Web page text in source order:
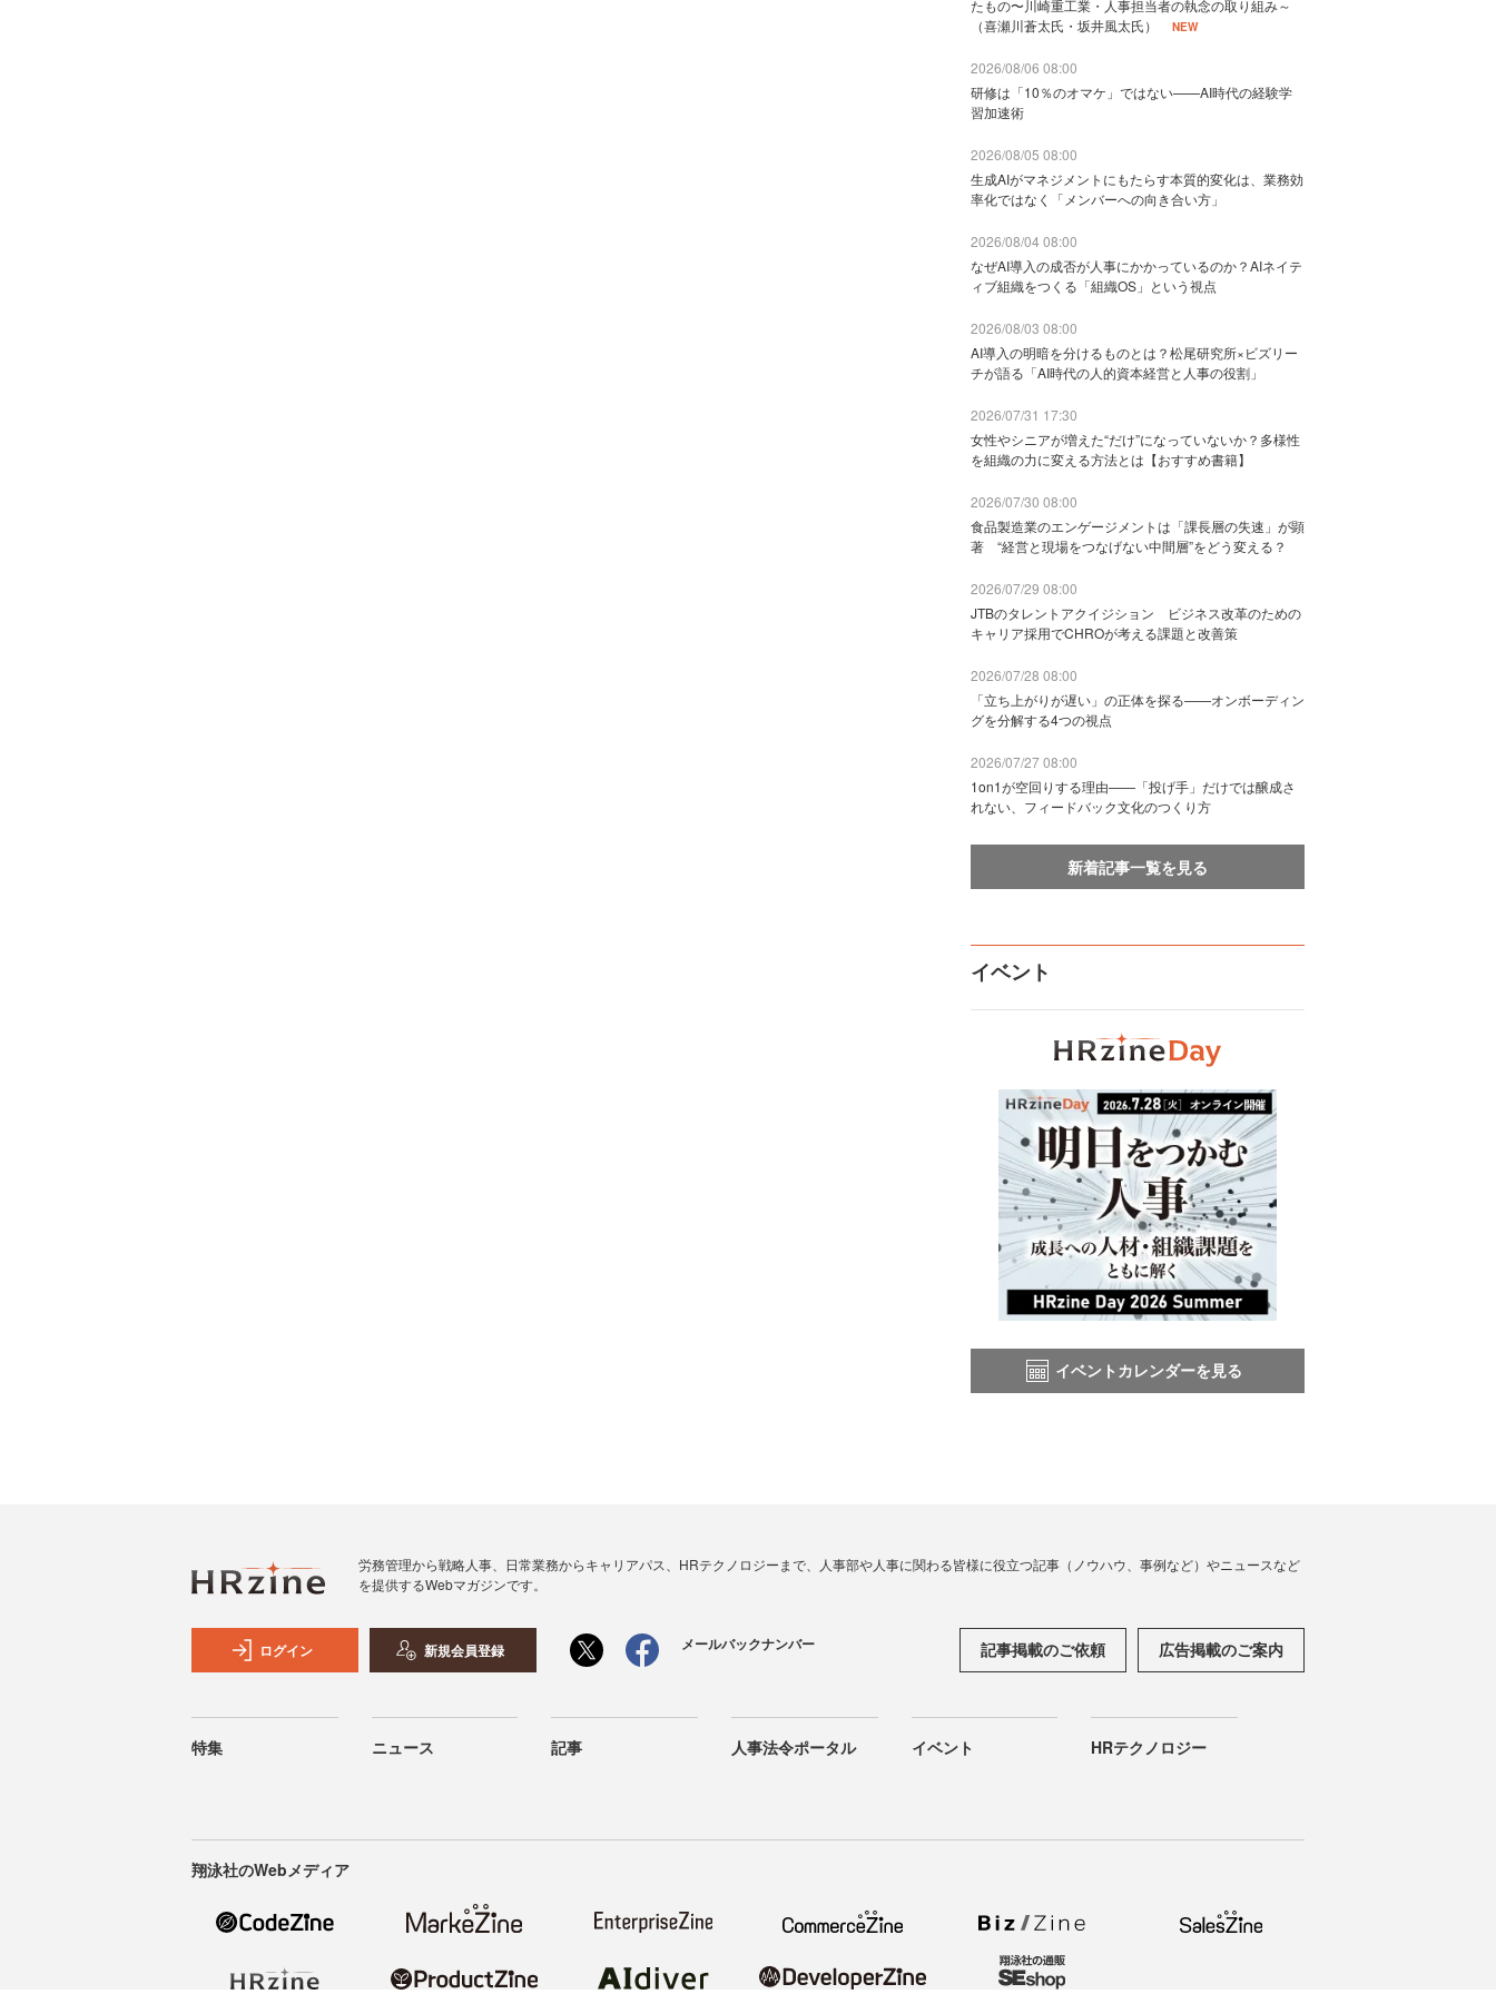
たもの〜川崎重工業・人事担当者の執念の取り組み～
（喜瀬川蒼太氏・坂井風太氏）
NEW
2026/08/06 08:00
研修は「10％のオマケ」ではない——AI時代の経験学
習加速術
2026/08/05 08:00
生成AIがマネジメントにもたらす本質的変化は、業務効
率化ではなく「メンバーへの向き合い方」
2026/08/04 08:00
なぜAI導入の成否が人事にかかっているのか？AIネイテ
ィブ組織をつくる「組織OS」という視点
2026/08/03 08:00
AI導入の明暗を分けるものとは？松尾研究所×ビズリー
チが語る「AI時代の人的資本経営と人事の役割」
2026/07/31 17:30
女性やシニアが増えた“だけ”になっていないか？多様性
を組織の力に変える方法とは【おすすめ書籍】
2026/07/30 08:00
食品製造業のエンゲージメントは「課長層の失速」が顕
著 “経営と現場をつなげない中間層”をどう変える？
2026/07/29 08:00
JTBのタレントアクイジション ビジネス改革のための
キャリア採用でCHROが考える課題と改善策
2026/07/28 08:00
「立ち上がりが遅い」の正体を探る——オンボーディン
グを分解する4つの視点
2026/07/27 08:00
1on1が空回りする理由——「投げ手」だけでは醸成さ
れない、フィードバック文化のつくり方
新着記事一覧を見る
イベント
イベントカレンダーを見る
労務管理から戦略人事、日常業務からキャリアパス、HRテクノロジーまで、人事部や人事に関わる皆様に役立つ記事（ノウハウ、事例など）やニュースなど
を提供するWebマガジンです。
ログイン 新規会員登録 メールバックナンバー 記事掲載のご依頼 広告掲載のご案内
特集 ニュース 記事 人事法令ポータル イベント HRテクノロジー
翔泳社のWebメディア